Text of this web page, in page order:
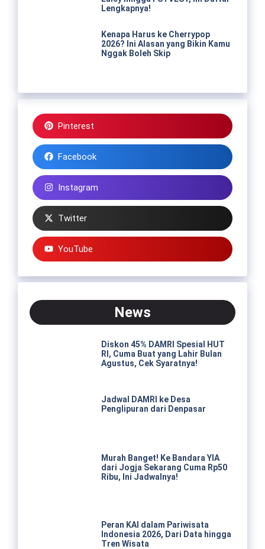
Lengkapnya!
Kenapa Harus ke Cherrypop
2026? Ini Alasan yang Bikin Kamu
Nggak Boleh Skip
Pinterest
Facebook
Instagram
Twitter
YouTube
News
Diskon 45% DAMRI Spesial HUT
RI, Cuma Buat yang Lahir Bulan
Agustus, Cek Syaratnya!
Jadwal DAMRI ke Desa
Penglipuran dari Denpasar
Murah Banget! Ke Bandara YIA
dari Jogja Sekarang Cuma Rp50
Ribu, Ini Jadwalnya!
Peran KAI dalam Pariwisata
Indonesia 2026, Dari Data hingga
Tren Wisata